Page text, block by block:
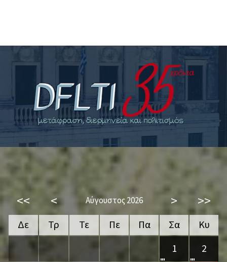
<< < Αύγουστος 2026 > >>
Δε Τρ Τε Πε Πα Σα
Κυ
1
2